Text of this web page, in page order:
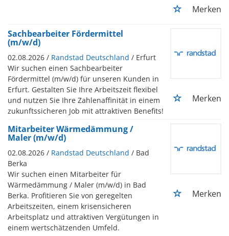
Merken
Sachbearbeiter Fördermittel
(m/w/d)
02.08.2026 / Randstad Deutschland / Erfurt
Wir suchen einen Sachbearbeiter
Fördermittel (m/w/d) für unseren Kunden in
Erfurt. Gestalten Sie Ihre Arbeitszeit flexibel
und nutzen Sie Ihre Zahlenaffinität in einem
zukunftssicheren Job mit attraktiven Benefits!
Merken
Mitarbeiter Wärmedämmung /
Maler (m/w/d)
02.08.2026 / Randstad Deutschland / Bad
Berka
Wir suchen einen Mitarbeiter für
Wärmedämmung / Maler (m/w/d) in Bad
Berka. Profitieren Sie von geregelten
Arbeitszeiten, einem krisensicheren
Arbeitsplatz und attraktiven Vergütungen in
einem wertschätzenden Umfeld.
Merken